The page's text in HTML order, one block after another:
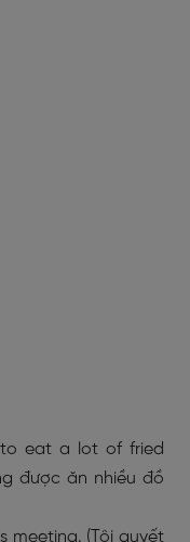
to eat a lot of fried
được ăn nhiều đồ
meeting. (Tôi quyết